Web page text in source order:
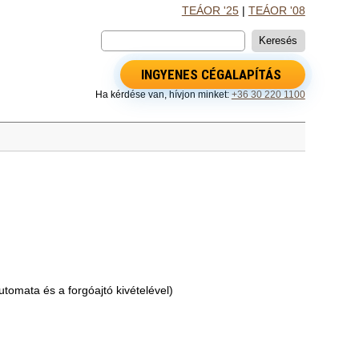
TEÁOR '25| TEÁOR '08
INGYENES CÉGALAPÍTÁS
Ha kérdése van, hívjon minket: +36 30 220 1100
és a forgóajtó kivételével)